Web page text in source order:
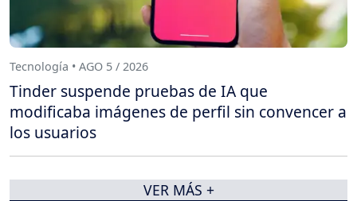
Tecnología • AGO 5 / 2026
Tinder suspende pruebas de IA que
modificaba imágenes de perfil sin convencer a
los usuarios
VER MÁS +